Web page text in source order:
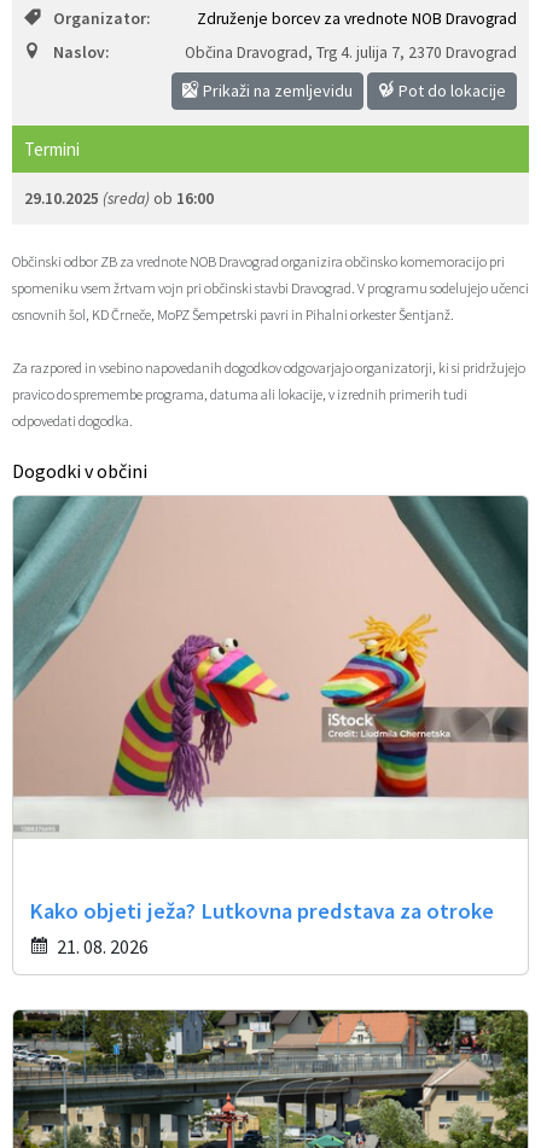
Organizator:
Združenje borcev za vrednote NOB Dravograd
Naslov:
Občina Dravograd, Trg 4. julija 7, 2370 Dravograd
Prikaži na zemljevidu Pot do lokacije
Termini
29.10.2025 (sreda) ob 16:00
Občinski odbor ZB za vrednote NOB Dravograd organizira občinsko komemoracijo pri
spomeniku vsem žrtvam vojn pri občinski stavbi Dravograd. V programu sodelujejo učenci
osnovnih šol, KD Črneče, MoPZ Šempetrski pavri in Pihalni orkester Šentjanž.
Za razpored in vsebino napovedanih dogodkov odgovarjajo organizatorji, ki si pridržujejo
pravico do spremembe programa, datuma ali lokacije, v izrednih primerih tudi
odpovedati dogodka.
Dogodki v občini
Kako objeti ježa? Lutkovna predstava za otroke
21. 08. 2026
Zaščita prijaviteljev
Katalog informacij javnega značaja
Fotogalerija
Organigram
Sosvet Občine Dravograd in Policijske postaje Dravograd
Svet koroške regije
Javni razpisi in objave
Lokalne volitve
Projekti in investicije
Celostna prometna strategija
Občinski predpisi
Občinski časopis
Proračun občine
Izleti in poti
3D predstavitev občine
Virtualna panorama